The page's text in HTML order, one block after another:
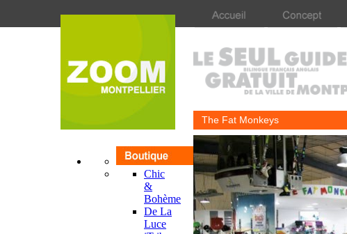
The Fat Monkeys
Chic
&
Bohème
De La
Luce